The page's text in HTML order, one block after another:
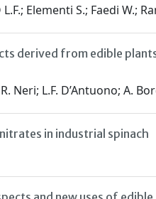
Elementi S.; Faedi W.;
derived from edible
Neri; L.F. D’Antuono; A.
in industrial spinach